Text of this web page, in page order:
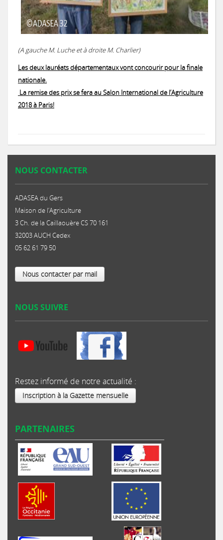
(A gauche M. Luche et à droite M. Charlier)
Les deux lauréats départementaux vont concourir pour la finale
nationale.
La remise des prix se fera au Salon International de l’Agriculture
2018 à Paris!
NOUS CONTACTER
ADASEA du Gers
Maison de l’Agriculture
3 Ch. de la Caillaouère CS 70 161
32003 AUCH Cedex
05 62 61 79 50
Nous contacter par mail
NOUS SUIVRE
Restez informé de notre actualité :
Inscription à la Gazette mensuelle
PARTENAIRES